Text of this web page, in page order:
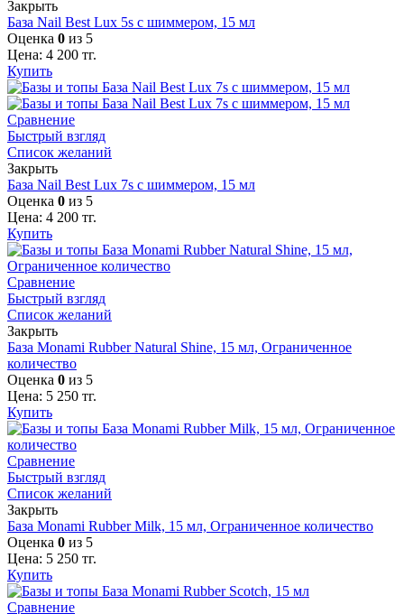
Закрыть
База Nail Best Lux 5s с шиммером, 15 мл
Оценка 0 из 5
Цена: 4 200 тг.
Купить
Сравнение
Быстрый взгляд
Список желаний
Закрыть
База Nail Best Lux 7s с шиммером, 15 мл
Оценка 0 из 5
Цена: 4 200 тг.
Купить
Сравнение
Быстрый взгляд
Список желаний
Закрыть
База Monami Rubber Natural Shine, 15 мл, Ограниченное
количество
Оценка 0 из 5
Цена: 5 250 тг.
Купить
Сравнение
Быстрый взгляд
Список желаний
Закрыть
База Monami Rubber Milk, 15 мл, Ограниченное количество
Оценка 0 из 5
Цена: 5 250 тг.
Купить
Сравнение